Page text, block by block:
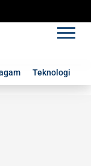
Teknologi